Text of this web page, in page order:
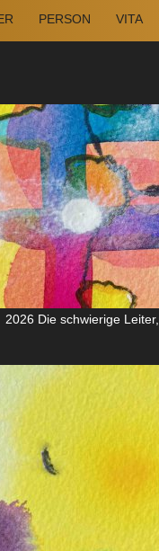
PERSON VITA
2026 Die schwierige